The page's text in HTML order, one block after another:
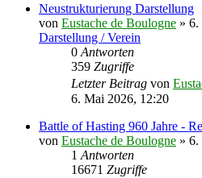
Neustrukturierung Darstellung
von Eustache de Boulogne »
Darstellung / Verein
0 Antworten
359 Zugriffe
Letzter Beitrag von
6. Mai 2026, 12:20
Battle of Hasting 960 Jahre -
von Eustache de Boulogne » 6.
1 Antworten
16671 Zugriffe